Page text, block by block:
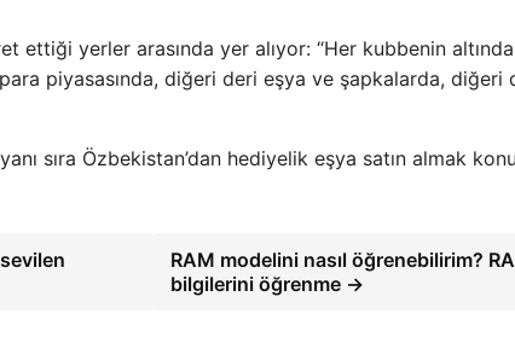
ettiği yerler arasında yer alıyor: “Her kubbenin
piyasasında, diğeri deri eşya ve şapkalarda, diğeri
sıra Özbekistan’dan hediyelik eşya satın almak
RAM modelini nasıl öğrenebilirim?
bilgilerini öğrenme →